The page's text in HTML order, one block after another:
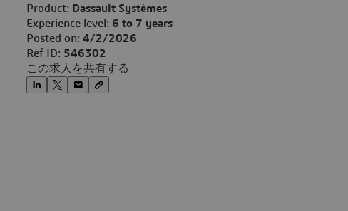
Product: Dassault Systèmes
Experience level: 6 to 7 years
Posted on: 4/2/2026
Ref ID: 546302
この求人を共有する